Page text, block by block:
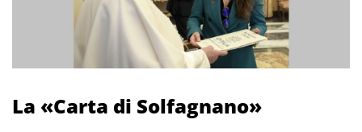
La «Carta di Solfagnano»